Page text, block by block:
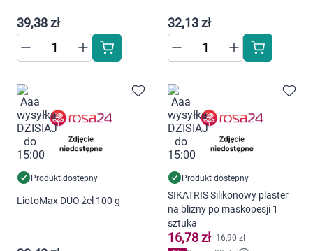
39,38 zł 32,13 zł
Produkt dostępny
LiotoMax DUO żel 100 g
Produkt dostępny
SIKATRIS Silikonowy plaster
na blizny po maskopesji 1
sztuka
16,78 zł 16,90 zł